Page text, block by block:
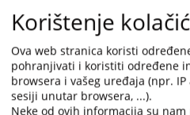
8787
Korištenje
Ova web stranica koristi
pohranjivati i koristiti određene
browsera i vašeg uređaja (npr.
sesiji unutar browsera, ...).
Neke od ovih informacija su